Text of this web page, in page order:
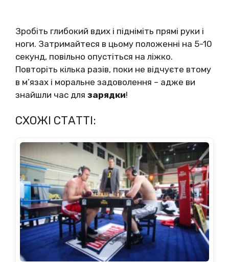
Зробіть глибокий вдих і підніміть прямі руки і
ноги. Затримайтеся в цьому положенні на 5-10
секунд, повільно опустіться на ліжко.
Повторіть кілька разів, поки не відчуєте втому
в м’язах і моральне задоволення – адже ви
знайшли час для зарядки!
СХОЖІ СТАТТІ: